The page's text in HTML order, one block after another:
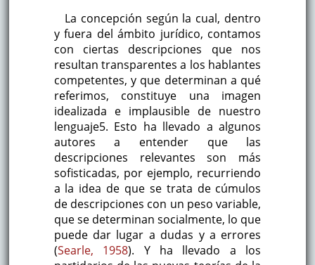
La concepción según la cual, dentro
y fuera del ámbito jurídico, contamos
con ciertas descripciones que nos
resultan transparentes a los hablantes
competentes, y que determinan a qué
referimos, constituye una imagen
idealizada e implausible de nuestro
lenguaje5. Esto ha llevado a algunos
autores a entender que las
descripciones relevantes son más
sofisticadas, por ejemplo, recurriendo
a la idea de que se trata de cúmulos
de descripciones con un peso variable,
que se determinan socialmente, lo que
puede dar lugar a dudas y a errores
(Searle, 1958). Y ha llevado a los